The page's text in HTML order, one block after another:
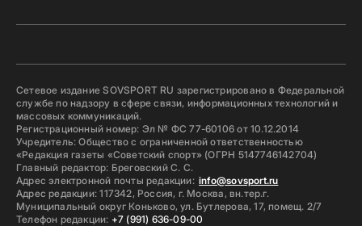
Сетевое издание SOVSPORT RU зарегистрировано в Федеральной
службе по надзору в сфере связи, информационных технологий и
массовых коммуникаций.
Регистрационный номер: Эл № ФС 77-60106 от 10.12.2014
Учредитель: Общество с ограниченной ответственностью
«Редакция газеты «Советский спорт» (ОГРН 5147746142704)
Главный редактор: Бреговский С. С.
Адрес электронной почты редакции: info@sovsport.ru
Адрес редакции: 117342, Россия, г. Москва, вн.тер.г.
Муниципальный округ Коньково, ул. Бутлерова, 17, помещ. 2/7
Телефон редакции: +7 (991) 636-09-00